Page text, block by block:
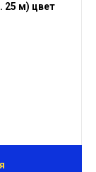
25 м) цвет